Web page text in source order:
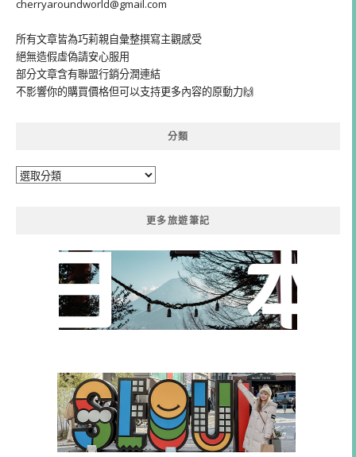
cherryaroundworld@gmail.com
所有文章皆為巧莉親自彙整撰寫主觀感受
絕無造假虛偽請安心服用
部分文章含有聯盟行銷分潤連結
不影響你的購買價格但可以支持更多內容的原動力🙌
分類
分
更多旅遊筆記